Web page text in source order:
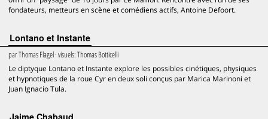
fondateurs, metteurs en scène et comédiens actifs, Antoine Defoort.
Lontano et Instante
parThomas Flagel· visuels:Thomas Botticelli
Le diptyque Lontano et Instante explore les possibles cinétiques, physiques
et hypnotiques de la roue Cyr en deux soli conçus par Marica Marinoni et
Juan Ignacio Tula.
Jaime Chabaud